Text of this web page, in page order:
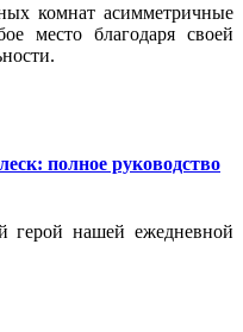
комнат асимметричные
место благодаря своей
полное руководство
герой нашей ежедневной